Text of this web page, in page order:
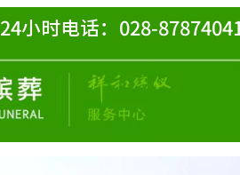
24小时电话：028-